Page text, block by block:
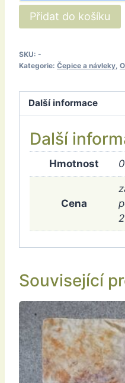
Čepice
starorůžová
Přidat do košíku
SKU: -
Kategorie: Čepice a návleky,
Další informace
Další
Hmotnost
Cena
Související